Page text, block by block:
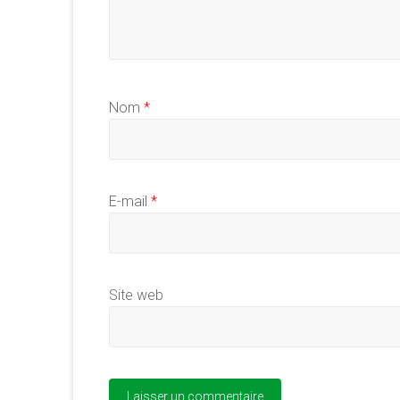
Nom *
E-mail *
Site web